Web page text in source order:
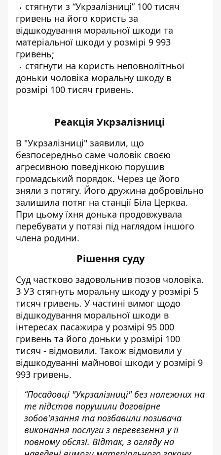
стягнути з “Укрзалізниці” 100 тисяч
гривень на його користь за
відшкодування моральної шкоди та
матеріальної шкоди у розмірі 9 993
гривень;
стягнути на користь неповнолітньої
доньки чоловіка моральну шкоду в
розмірі 100 тисяч гривень.
Реакція Укрзалізниці
В "Укрзалізниці" заявили, що
безпосередньо саме чоловік своєю
агресивною поведінкою порушив
громадський порядок. Через це його
зняли з потягу. Його дружина добровільно
залишила потяг на станції Біла Церква.
При цьому їхня донька продовжувала
перебувати у потязі під наглядом іншого
члена родини.
Рішення суду
Суд частково задовольнив позов чоловіка.
З УЗ стягнуть моральну шкоду у розмірі 5
тисяч гривень. У частині вимог щодо
відшкодування моральної шкоди в
інтересах пасажира у розмірі 95 000
гривень та його доньки у розмірі 100
тисяч - відмовили. Також відмовили у
відшкодуванні майнової шкоди у розмірі 9
993 гривень.
“Посадовці "Укрзалізниці" без належних на
те підстав порушили договірне
зобов'язання та позбавили позивача
виконання послуги з перевезення у її
повному обсязі. Відтак, з огляду на